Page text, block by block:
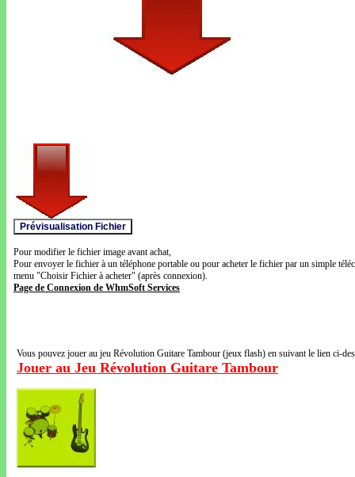
Pour modifier le fichier image avant achat,
Pour envoyer le fichier à un téléphone portable ou pour acheter le fichier par un simple
menu "Choisir Fichier à acheter" (après connexion).
Page de Connexion de WhmSoft Services
Vous pouvez jouer au jeu Révolution Guitare Tambour (jeux flash) en suivant le lien ci-
Jouer au Jeu Révolution Guitare Tambour